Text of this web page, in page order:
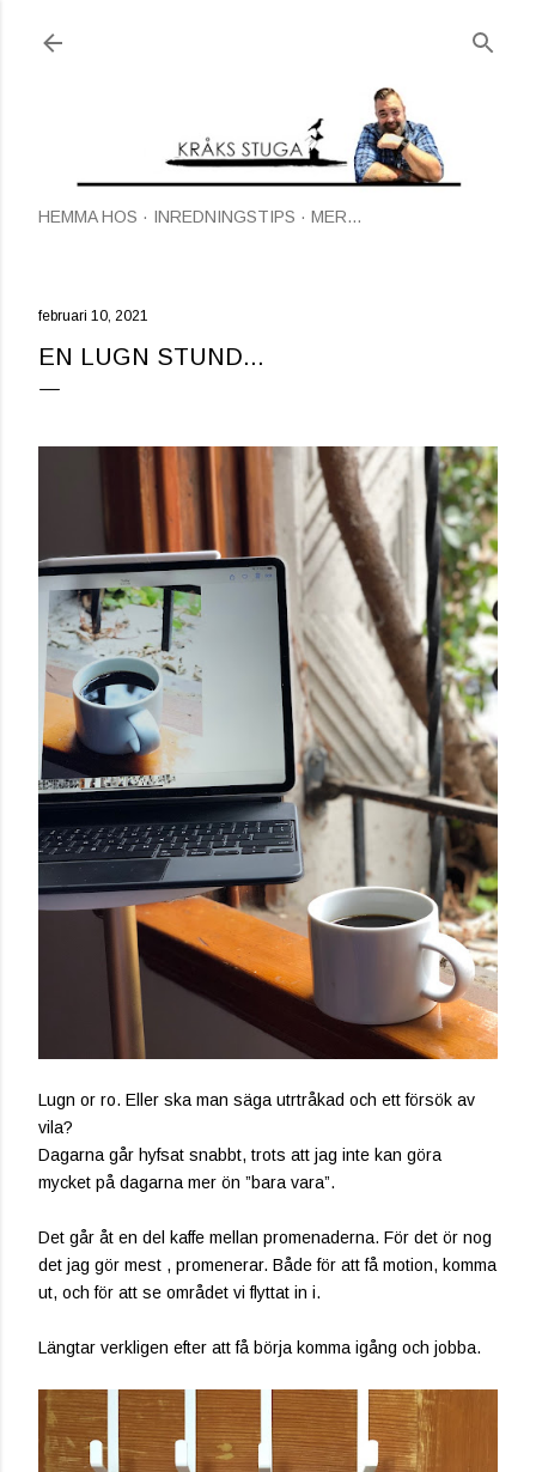
HEMMA HOS INREDNINGSTIPS MER…
februari 10, 2021
EN LUGN STUND...
Lugn or ro. Eller ska man säga utrtråkad och ett försök av
vila?
Dagarna går hyfsat snabbt, trots att jag inte kan göra
mycket på dagarna mer ön ”bara vara”.
Det går åt en del kaffe mellan promenaderna. För det ör nog
det jag gör mest , promenerar. Både för att få motion, komma
ut, och för att se området vi flyttat in i.
Längtar verkligen efter att få börja komma igång och jobba.